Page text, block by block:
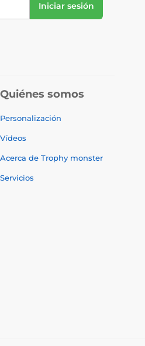
Iniciar sesión
Quiénes somos
Personalización
Vídeos
Acerca de Trophy monster
Servicios